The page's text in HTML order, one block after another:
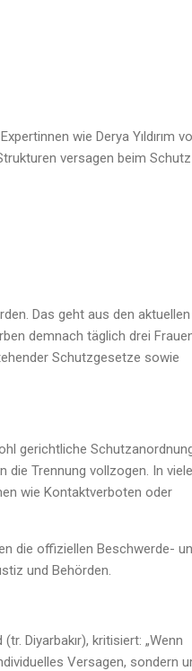
wie Derya Yıldırım
versagen beim
Das geht aus den aktuellen
demnach täglich drei
Schutzgesetze sowie
gerichtliche
Trennung vollzogen. In
wie Kontaktverboten oder
die offiziellen Beschwerde-
und Behörden.
Diyarbakır), kritisiert: „Wenn
Versagen, sondern